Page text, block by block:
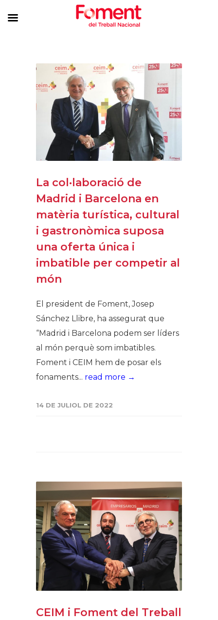
La col·laboració de
Madrid i Barcelona en
matèria turística, cultural
i gastronòmica suposa
una oferta única i
imbatible per competir al
món
El president de Foment, Josep
Sánchez Llibre, ha assegurat que
“Madrid i Barcelona podem ser líders
al món perquè som imbatibles.
Foment i CEIM hem de posar els
fonaments... read more →
14 DE JULIOL DE 2022
CEIM i Foment del Treball